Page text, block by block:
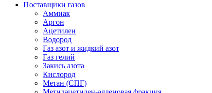
Поставщики газов
Аммиак
Аргон
Ацетилен
Водород
Газ азот и жидкий азот
Газ гелий
Закись азота
Кислород
Метан (СПГ)